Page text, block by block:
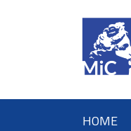
HOME